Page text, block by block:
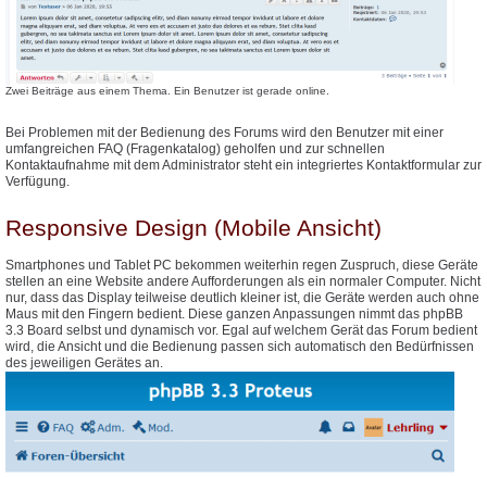
Zwei Beiträge aus einem Thema. Ein Benutzer ist gerade online.
Bei Problemen mit der Bedienung des Forums wird den Benutzer mit einer
umfangreichen FAQ (Fragenkatalog) geholfen und zur schnellen
Kontaktaufnahme mit dem Administrator steht ein integriertes Kontaktformular zur
Verfügung.
Responsive Design (Mobile Ansicht)
Smartphones und Tablet PC bekommen weiterhin regen Zuspruch, diese Geräte
stellen an eine Website andere Aufforderungen als ein normaler Computer. Nicht
nur, dass das Display teilweise deutlich kleiner ist, die Geräte werden auch ohne
Maus mit den Fingern bedient. Diese ganzen Anpassungen nimmt das phpBB
3.3 Board selbst und dynamisch vor. Egal auf welchem Gerät das Forum bedient
wird, die Ansicht und die Bedienung passen sich automatisch den Bedürfnissen
des jeweiligen Gerätes an.